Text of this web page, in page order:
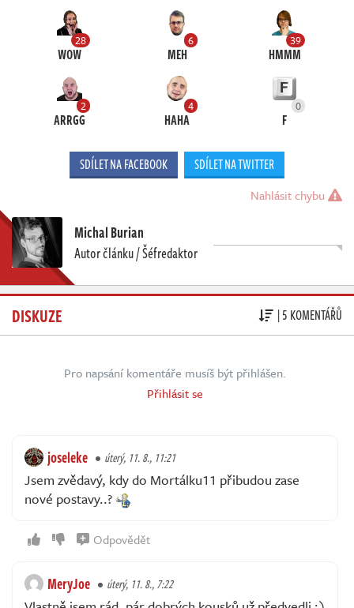
28
WOW
6
MEH
39
HMMM
2
ARRGG
4
HAHA
0
F
SDÍLET NA FACEBOOK SDÍLET NA TWITTER
Nahlásit chybu
Michal Burian
Autor článku / Šéfredaktor
DISKUZE | 5 KOMENTÁŘŮ
Pro napsání komentáře musíš být přihlášen.
Přihlásit se
joseleke úterý, 11. 8., 11:21
Jsem zvědavý, kdy do Mortálku11 přibudou zase
nové postavy..?
Odpovědět
MeryJoe úterý, 11. 8., 7:22